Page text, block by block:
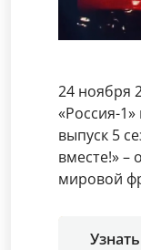
24 ноября
«Россия-
выпуск 5
вместе!» –
мировой